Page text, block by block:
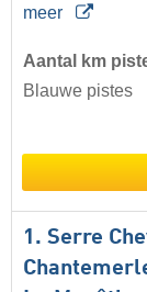
meer
Aantal km
Blauwe pistes
1. Serre